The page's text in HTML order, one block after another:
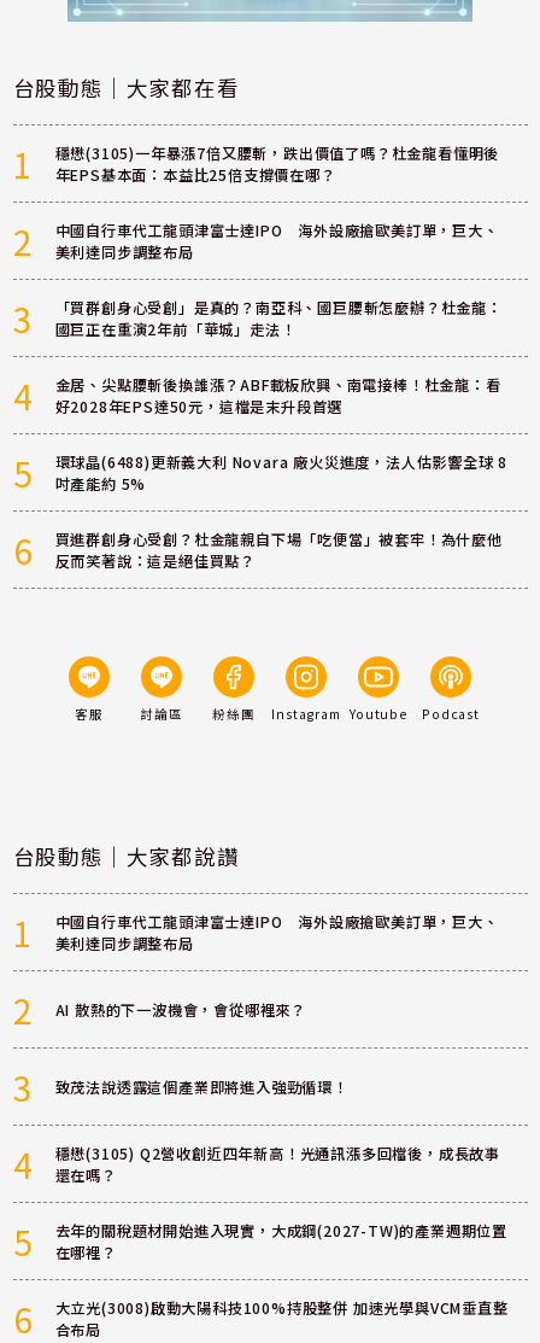
台股動態｜大家都在看
1
穩懋(3105)一年暴漲7倍又腰斬，跌出價值了嗎？杜金龍看懂明後
年EPS基本面：本益比25倍支撐價在哪？
2
中國自行車代工龍頭津富士達IPO 海外設廠搶歐美訂單，巨大、
美利達同步調整布局
3
「買群創身心受創」是真的？南亞科、國巨腰斬怎麼辦？杜金龍：
國巨正在重演2年前「華城」走法！
4
金居、尖點腰斬後換誰漲？ABF載板欣興、南電接棒！杜金龍：看
好2028年EPS達50元，這檔是末升段首選
5
環球晶(6488)更新義大利 Novara 廠火災進度，法人估影響全球 8
吋產能約 5%
6
買進群創身心受創？杜金龍親自下場「吃便當」被套牢！為什麼他
反而笑著說：這是絕佳買點？
客服 討論區 粉絲團 Instagram Youtube Podcast
台股動態｜大家都說讚
1
中國自行車代工龍頭津富士達IPO 海外設廠搶歐美訂單，巨大、
美利達同步調整布局
2 AI 散熱的下一波機會，會從哪裡來？
3 致茂法說透露這個產業即將進入強勁循環！
4
穩懋(3105) Q2營收創近四年新高！光通訊漲多回檔後，成長故事
還在嗎？
5
去年的關稅題材開始進入現實，大成鋼(2027-TW)的產業週期位置
在哪裡？
6
大立光(3008)啟動大陽科技100%持股整併 加速光學與VCM垂直整
合布局